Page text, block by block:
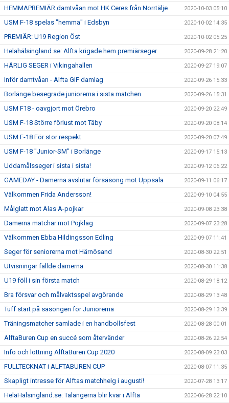
HEMMAPREMIÄR damtvåan mot HK Ceres från Norrtälje 2020-10-03 05:10
USM F-18 spelas "hemma" i Edsbyn 2020-10-02 14:35
PREMIÄR: U19 Region Öst 2020-10-02 05:25
Helahälsingland.se: Alfta krigade hem premiärseger 2020-09-28 21:20
HÄRLIG SEGER i Vikingahallen 2020-09-27 19:07
Inför damtvåan - Alfta GIF damlag 2020-09-26 15:33
Borlänge besegrade juniorerna i sista matchen 2020-09-26 15:31
USM F18 - oavgjort mot Örebro 2020-09-20 22:49
USM F-18 Större förlust mot Täby 2020-09-20 08:14
USM F-18 För stor respekt 2020-09-20 07:49
USM F-18 "Junior-SM" i Borlänge 2020-09-17 15:13
Uddamålsseger i sista i sista! 2020-09-12 06:22
GAMEDAY - Damerna avslutar försäsong mot Uppsala 2020-09-11 06:17
Välkommen Frida Andersson! 2020-09-10 04:55
Målglatt mot Alas A-pojkar 2020-09-08 23:38
Damerna matchar mot Pojklag 2020-09-07 23:28
Välkommen Ebba Hildingsson Edling 2020-09-07 11:41
Seger för seniorerna mot Härnösand 2020-08-30 22:51
Utvisningar fällde damerna 2020-08-30 11:38
U19 föll i sin första match 2020-08-29 18:12
Bra försvar och målvaktsspel avgörande 2020-08-29 13:48
Tuff start på säsongen för Juniorerna 2020-08-29 13:39
Träningsmatcher samlade i en handbollsfest 2020-08-28 00:01
AlftaBuren Cup en succé som återvänder 2020-08-26 22:54
Info och lottning AlftaBuren Cup 2020 2020-08-09 23:03
FULLTECKNAT i ALFTABUREN CUP 2020-08-07 11:35
Skapligt intresse för Alftas matchhelg i augusti! 2020-07-28 13:17
HelaHälsingland.se: Talangerna blir kvar i Alfta 2020-06-28 22:10